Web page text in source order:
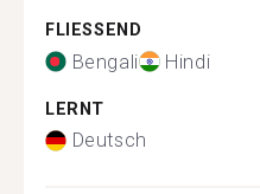
FLIESSEND
Bengali Hindi
LERNT
Deutsch